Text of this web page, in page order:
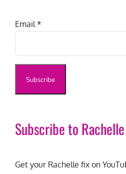
Email*
Subscribe to
Get your Rachelle fix on